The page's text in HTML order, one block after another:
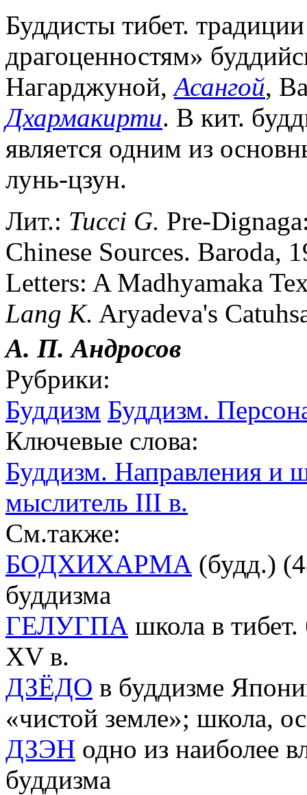
Буддисты тибет.
драгоценностям»
Нагарджуной,Асангой,
Дхармакирти. В кит.
является одним из
лунь-цзун.
Лит.: Tucci G. Pre-
Chinese Sources. Baroda,
Letters: A Madhyamaka
Lang K. Aryadeva's
А. П. Андросов
Рубрики:
Буддизм Буддизм.
Ключевые слова:
Буддизм. Направления и
мыслитель III в.
См.также:
БОДХИХАРМА (будд.)
буддизма
ГЕЛУГПА школа в
XV в.
ДЗЁДО в буддизме
«чистой земле»; школа,
ДЗЭН одно из наиболее
буддизма